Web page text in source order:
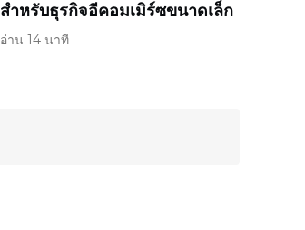
สำหรับธุรกิจอีคอมเมิร์ซขนาดเล็ก
อ่าน 14 นาที